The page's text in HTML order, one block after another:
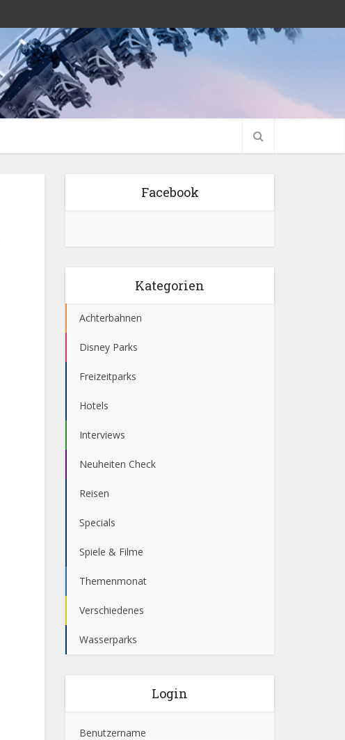
Facebook
Kategorien
Achterbahnen
Disney Parks
Freizeitparks
Hotels
Interviews
Neuheiten Check
Reisen
Specials
Spiele & Filme
Themenmonat
Verschiedenes
Wasserparks
Login
Benutzername